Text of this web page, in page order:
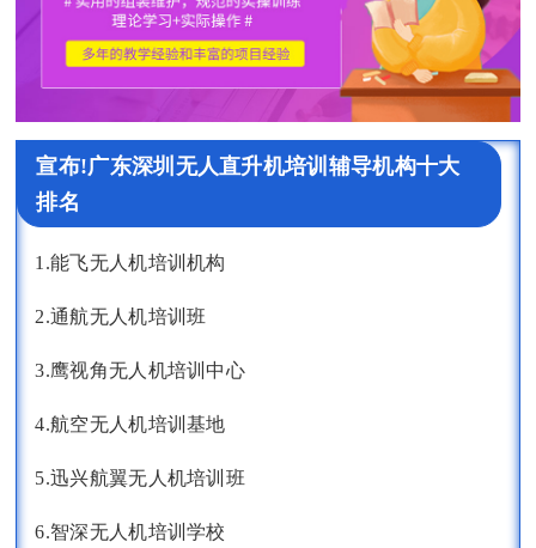
宣布!广东深圳无人直升机培训辅导机构十大
排名
1.能飞无人机培训机构
2.通航无人机培训班
3.鹰视角无人机培训中心
4.航空无人机培训基地
5.迅兴航翼无人机培训班
6.智深无人机培训学校